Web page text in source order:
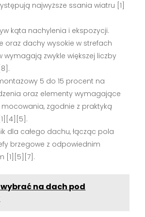
najwyższe ssania wiatru [1]
kąta nachylenia i ekspozycji.
oraz dachy wysokie w strefach
wymagają zwykle większej liczby
5 do 15 procent na
oraz elementy wymagające
zgodnie z praktyką
dla całego dachu, łącząc pola
brzegowe z odpowiednim
[1][5][7].
na dach pod